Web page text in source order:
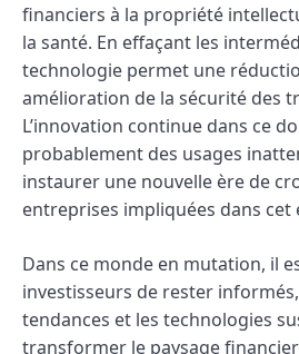
financiers à la propriété
la santé. En effaçant les
technologie permet une
amélioration de la sécurité des
L’innovation continue dans ce
probablement des usages
instaurer une nouvelle ère de
entreprises impliquées dans cet
Dans ce monde en mutation, il
investisseurs de rester
tendances et les technologies
transformer le paysage